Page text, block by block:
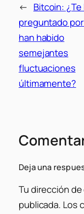
← Bitcoin: ¿Te
preguntado
han habido
semejantes
fluctuaciones
últimamente?
Deja una
Tu dirección
publicada. Los